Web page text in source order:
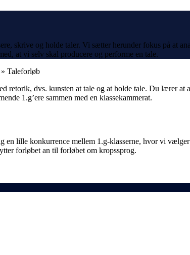
skrive og holde taler. Vi sætter herunder fokus på at
at vi selv skal producere og performe en tale.
» Taleforløb
retorik, dvs. kunsten at tale og at holde tale. Du lærer
1.g’ere sammen med en klassekammerat.
en lille konkurrence mellem 1.g-klasserne, hvor vi
forløbet an til forløbet om kropssprog.